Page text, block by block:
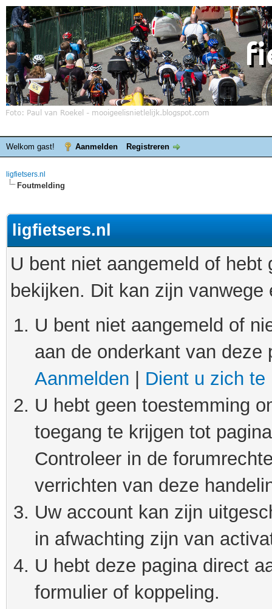
Welkom gast! Aanmelden Registreren
ligfietsers.nl
Foutmelding
ligfietsers.nl
U bent niet aangemeld of
bekijken. Dit kan zijn
U bent niet aangemeld of
aan de onderkant van
Aanmelden
Dient u zich te
U hebt geen toestemming
toegang te krijgen tot
Controleer in de
verrichten van deze
Uw account kan zijn
in afwachting zijn van
U hebt deze pagina direct
formulier of koppeling.